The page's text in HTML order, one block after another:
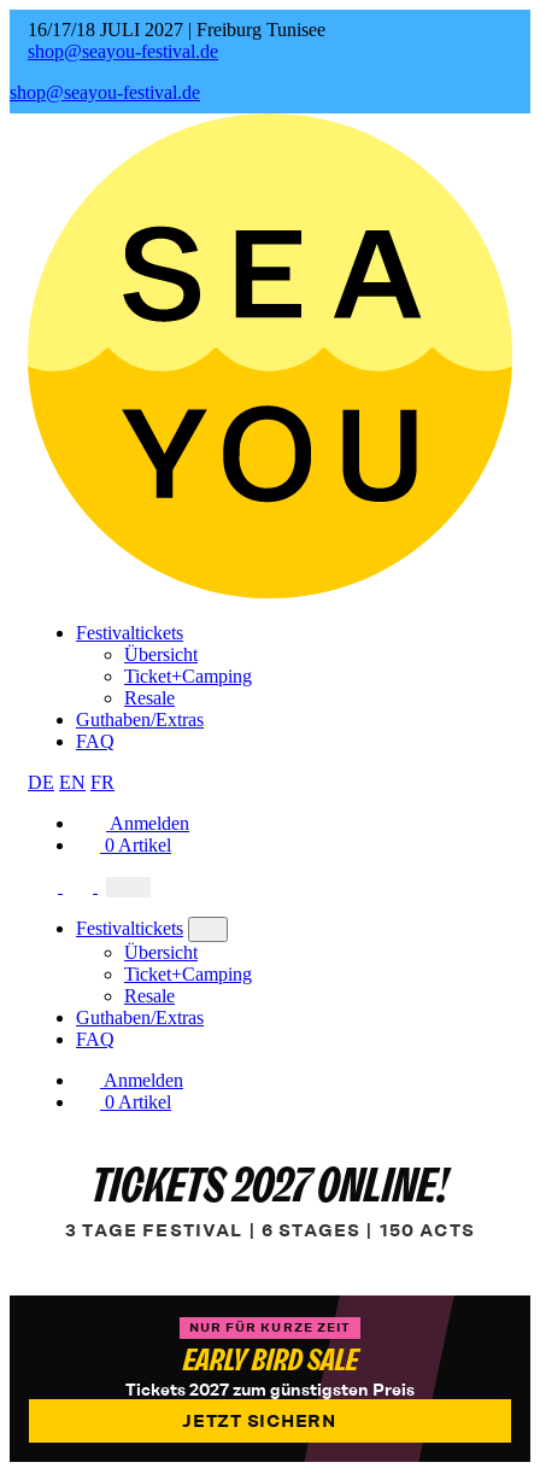
16/17/18 JULI 2027 | Freiburg Tunisee
shop@seayou-festival.de
shop@seayou-festival.de
Festivaltickets
Übersicht
Ticket+Camping
Resale
Guthaben/Extras
FAQ
DE EN FR
Anmelden
0 Artikel
Festivaltickets
Übersicht
Ticket+Camping
Resale
Guthaben/Extras
FAQ
Anmelden
0 Artikel
TICKETS 2027 ONLINE!
3 TAGE FESTIVAL | 6 STAGES | 150 ACTS
NUR FÜR KURZE ZEIT
EARLY BIRD SALE
Tickets 2027 zum günstigsten Preis
JETZT SICHERN